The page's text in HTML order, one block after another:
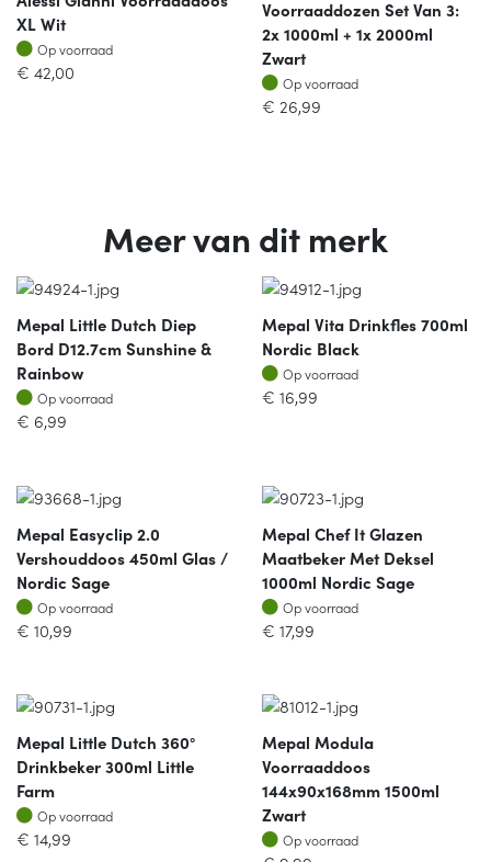
XL Wit
Op voorraad
Op voorraad
€ 42,00
Voorraaddozen Set Van 3:
2x 1000ml + 1x 2000ml
Zwart
Op voorraad
Op voorraad
€ 26,99
Meer van dit merk
Mepal Little Dutch Diep
Bord D12.7cm Sunshine &
Rainbow
Op voorraad
Op voorraad
€ 6,99
Mepal Vita Drinkfles 700ml
Nordic Black
Op voorraad
Op voorraad
€ 16,99
Mepal Easyclip 2.0
Vershouddoos 450ml Glas /
Nordic Sage
Op voorraad
Op voorraad
€ 10,99
Mepal Chef It Glazen
Maatbeker Met Deksel
1000ml Nordic Sage
Op voorraad
Op voorraad
€ 17,99
Mepal Little Dutch 360°
Drinkbeker 300ml Little
Farm
Op voorraad
Op voorraad
€ 14,99
Mepal Modula
Voorraaddoos
144x90x168mm 1500ml
Zwart
Op voorraad
Op voorraad